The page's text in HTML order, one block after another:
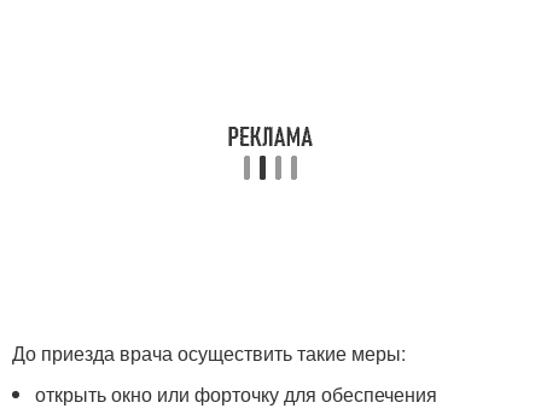
До приезда врача осуществить такие меры:
открыть окно или форточку для обеспечения